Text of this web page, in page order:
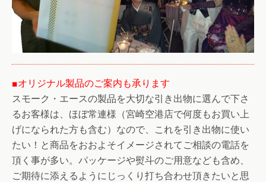
■オリジナル製品のご案内も承ります
スモーク・エースの製品を大切な引き出物に選んで下さ
るお客様は、ほぼ常連様（宮崎空港店で何度もお買い上
げになられた方も含む）なので、これを引き出物に使い
たい！と商品をおおよそイメージされてご相談の電話を
頂く事が多い。パッケージや熨斗のご用意なども含め、
ご期待に添えるようにじっくり打ち合わせ頂きたいと思